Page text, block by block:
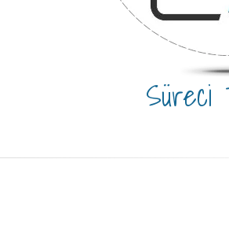
Süreci